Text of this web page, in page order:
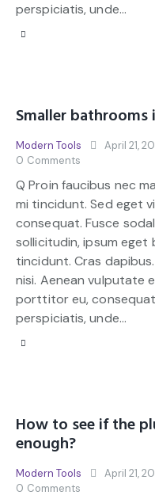
perspiciatis, unde…
Smaller
Modern Tools April 21,
0 Comments
Q Proin faucibus nec
mi tincidunt. Sed eget
consequat. Fusce
sollicitudin, ipsum eget
tincidunt. Cras
nisi. Aenean vulputate
porttitor eu, consequat
perspiciatis, unde…
How to see if the
enough?
Modern Tools April 21,
0 Comments